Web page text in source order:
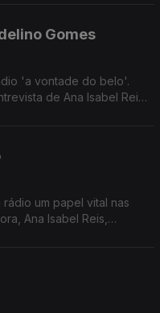
Gomes
'a vontade do belo'.
de Ana Isabel Reis
um papel vital nas
Ana Isabel Reis,